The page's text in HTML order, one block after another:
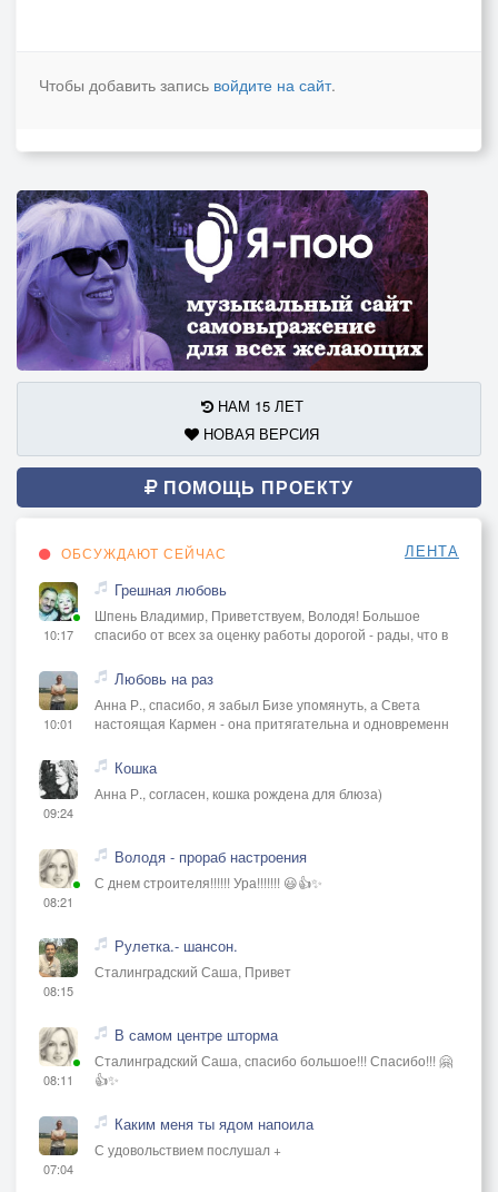
Чтобы добавить запись войдите на сайт.
НАМ 15 ЛЕТ
НОВАЯ ВЕРСИЯ
ПОМОЩЬ ПРОЕКТУ
ОБСУЖДАЮТ СЕЙЧАС ЛЕНТА
10:17
Грешная любовь
Шпень Владимир, Приветствуем, Володя! Большое
спасибо от всех за оценку работы дорогой - рады, что в
10:01
Любовь на раз
Анна Р., спасибо, я забыл Бизе упомянуть, а Света
настоящая Кармен - она притягательна и одновременн
09:24
Кошка
Анна Р., согласен, кошка рождена для блюза)
08:21
Володя - прораб настроения
С днем строителя!!!!!! Ура!!!!!!! 😃👍✨
08:15
Рулетка.- шансон.
Сталинградский Саша, Привет
08:11
В самом центре шторма
Сталинградский Саша, спасибо большое!!! Спасибо!!! 🤗
👍✨
07:04
Каким меня ты ядом напоила
С удовольствием послушал +